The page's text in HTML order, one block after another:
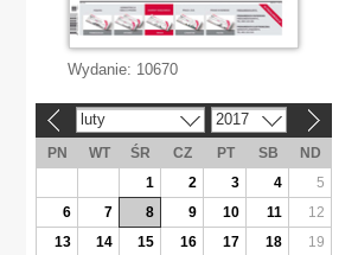
Wydanie: 10670
luty 2017
PN WT ŚR CZ PT SB
ND
1
2 3 4
5
6
7 8 9 10 11
12
13
14 15 16 17 18
19